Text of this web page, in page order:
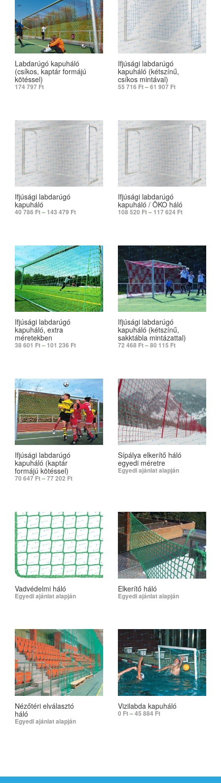
Labdarúgó kapuháló
(csíkos, kaptár formájú
kötéssel)
174 797 Ft
Ifjúsági labdarúgó
kapuháló (kétszínű,
csíkos mintával)
55 716 Ft–61 907 Ft
Ifjúsági labdarúgó
kapuháló
40 786 Ft– 143 479 Ft
Ifjúsági labdarúgó
kapuháló / ÖKO háló
108 520 Ft– 117 624 Ft
Ifjúsági labdarúgó
kapuháló, extra
méretekben
38 601 Ft– 101 236 Ft
Ifjúsági labdarúgó
kapuháló (kétszínű,
sakktábla mintázattal)
72 468 Ft–80 115 Ft
Ifjúsági labdarúgó
kapuháló (kaptár
formájú kötéssel)
70 647 Ft–77 202 Ft
Sípálya elkerítő háló
egyedi méretre
Egyedi ajánlat alapján
Vadvédelmi háló
Egyedi ajánlat alapján
Elkerítő háló
Egyedi ajánlat alapján
Nézőtéri elválasztó
háló
Egyedi ajánlat alapján
Vizilabda kapuháló
0 Ft–45 884 Ft